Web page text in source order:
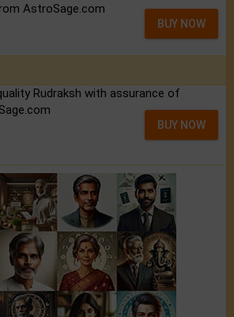
AstroSage.com
BUY NOW
Rudraksh with assurance of
BUY NOW